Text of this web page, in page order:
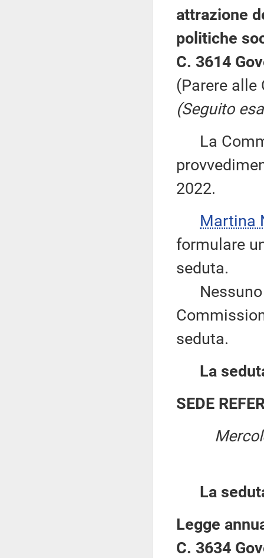
attrazione
politiche
C. 3614
(Parere alle
(Seguito
La
2022.
Martina
formulare
seduta.
Nessuno
seduta.
La
SEDE
La
Legge
C. 3634